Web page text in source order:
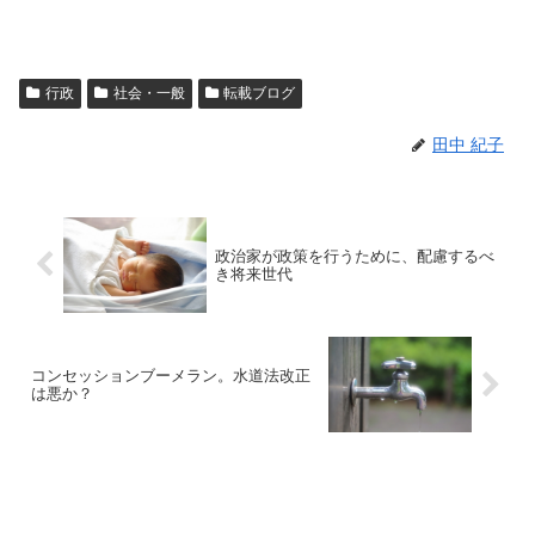
行政 社会・一般 転載ブログ
田中 紀子
政治家が政策を行うために、配慮するべ
き将来世代
コンセッションブーメラン。水道法改正
は悪か？